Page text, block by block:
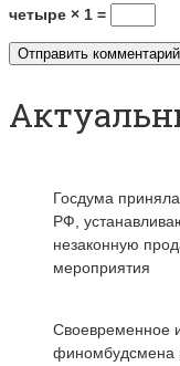
четыре × 1 =
Госдума
РФ,
незаконную
мероприятия
Своевременное
финомбудсмена